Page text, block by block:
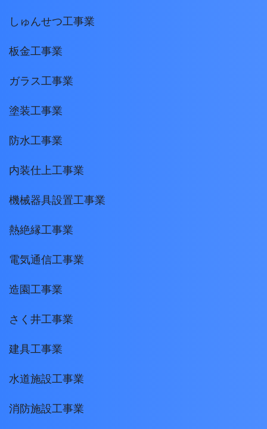
しゅんせつ工事業
板金工事業
ガラス工事業
塗装工事業
防水工事業
内装仕上工事業
機械器具設置工事業
熱絶縁工事業
電気通信工事業
造園工事業
さく井工事業
建具工事業
水道施設工事業
消防施設工事業